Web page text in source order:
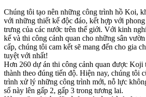
Chúng tôi tạo nên những công trình hồ Koi,
với những thiết kế độc đáo, kết hợp với phong
trưng của các nước trên thế giới. Với kinh
kế và thi công cảnh quan cho những sân
cấp, chúng tôi cam kết sẽ mang đến cho gia
tuyệt với nhất!
Hơn 260 dự án thi công cảnh quan được Koji
thành theo đúng tiến độ. Hiện nay, chúng tôi
trình xử lý những công trình mới, nỗ lực
số này lên gấp 2, gấp 3 trong tương lai.